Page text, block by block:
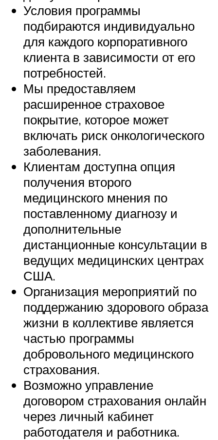
Условия программы
подбираются индивидуально
для каждого корпоративного
клиента в зависимости от его
потребностей.
Мы предоставляем
расширенное страховое
покрытие, которое может
включать риск онкологического
заболевания.
Клиентам доступна опция
получения второго
медицинского мнения по
поставленному диагнозу и
дополнительные
дистанционные консультации в
ведущих медицинских центрах
США.
Организация мероприятий по
поддержанию здорового образа
жизни в коллективе является
частью программы
добровольного медицинского
страхования.
Возможно управление
договором страхования онлайн
через личный кабинет
работодателя и работника.